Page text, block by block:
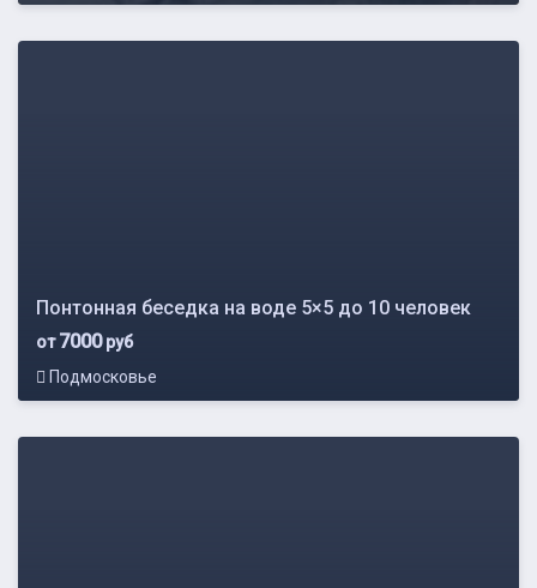
Понтонная беседка на воде 5×5 до 10 человек
от7000руб
Подмосковье